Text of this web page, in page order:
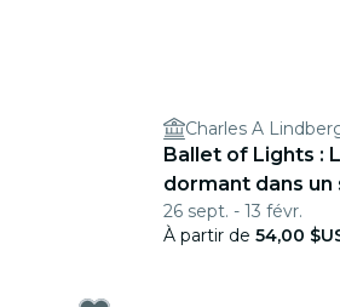
Charles A
Ballet of Lights :
dormant dans
étincelant
26 sept. - 13 févr.
À partir de 54,00